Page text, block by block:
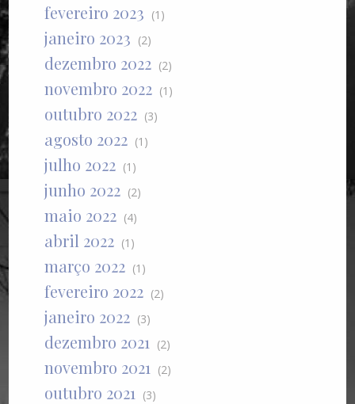
fevereiro 2023 (1)
janeiro 2023 (2)
dezembro 2022 (2)
novembro 2022 (1)
outubro 2022 (3)
agosto 2022 (1)
julho 2022 (1)
junho 2022 (2)
maio 2022 (4)
abril 2022 (1)
março 2022 (1)
fevereiro 2022 (2)
janeiro 2022 (3)
dezembro 2021 (2)
novembro 2021 (2)
outubro 2021 (3)